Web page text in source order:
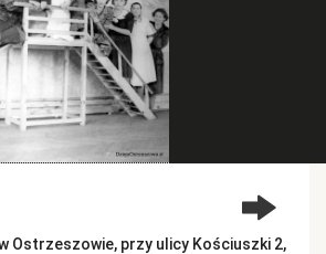
Ostrzeszowie, przy ulicy Kościuszki 2,